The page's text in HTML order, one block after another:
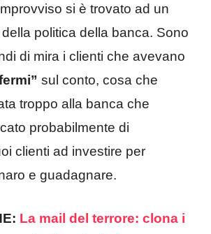
si è trovato ad un
politica della banca. Sono
di mira i clienti che avevano
sul conto, cosa che
troppo alla banca che
probabilmente di
clienti ad investire per
e guadagnare.
La mail del terrore: clona i